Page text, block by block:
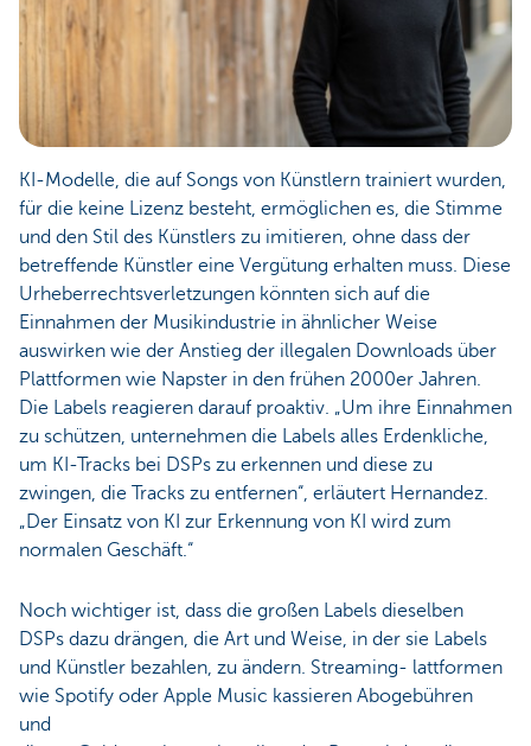
KI-Modelle, die auf Songs von Künstlern trainiert wurden,
für die keine Lizenz besteht, ermöglichen es, die Stimme
und den Stil des Künstlers zu imitieren, ohne dass der
betreffende Künstler eine Vergütung erhalten muss. Diese
Urheberrechtsverletzungen könnten sich auf die
Einnahmen der Musikindustrie in ähnlicher Weise
auswirken wie der Anstieg der illegalen Downloads über
Plattformen wie Napster in den frühen 2000er Jahren.
Die Labels reagieren darauf proaktiv. „Um ihre Einnahmen
zu schützen, unternehmen die Labels alles Erdenkliche,
um KI-Tracks bei DSPs zu erkennen und diese zu
zwingen, die Tracks zu entfernen“, erläutert Hernandez.
„Der Einsatz von KI zur Erkennung von KI wird zum
normalen Geschäft.“
Noch wichtiger ist, dass die großen Labels dieselben
DSPs dazu drängen, die Art und Weise, in der sie Labels
und Künstler bezahlen, zu ändern. Streaming- lattformen
wie Spotify oder Apple Music kassieren Abogebühren
und